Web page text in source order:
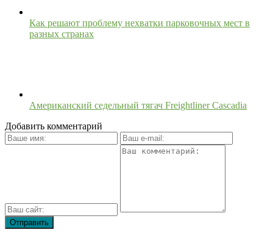
Как решают проблему нехватки парковочных мест в
разных странах
Американский седельный тягач Freightliner Cascadia
Добавить комментарий